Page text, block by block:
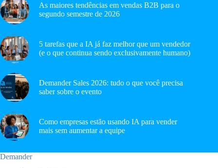
As maiores tendências em vendas B2B para o
segundo semestre de 2026
5 tarefas que a IA já faz melhor que um vendedor
(e o que continua sendo exclusivamente humano)
Demander Sales 2026: tudo o que você precisa
saber sobre o evento
Como empresas estão usando IA para vender
mais sem aumentar a equipe
Demander